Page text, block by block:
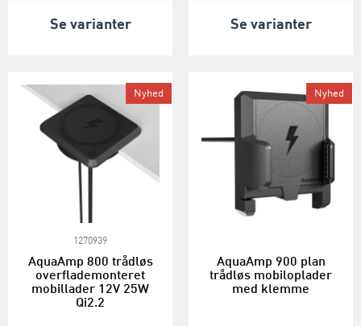
Se varianter Se varianter
Nyhed
1270939
AquaAmp 800 trådløs
overflademonteret
mobillader 12V 25W
Qi2.2
Nyhed
AquaAmp 900 plan
trådløs mobiloplader
med klemme